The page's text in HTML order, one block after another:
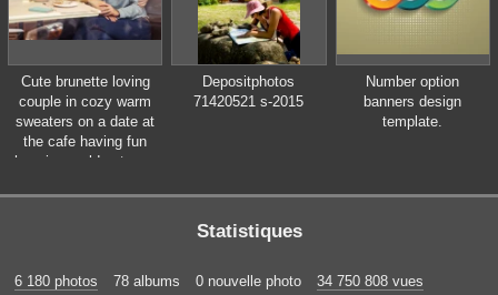
Cute brunette loving
couple in cozy warm
sweaters on a date at
the cafe having fun
hugging. cold autumn,
european city. indoors
Depositphotos
71420521 s-2015
Number option
banners design
template.
Statistiques
6 180 photos 78 albums 0 nouvelle photo 34 750 808 vues